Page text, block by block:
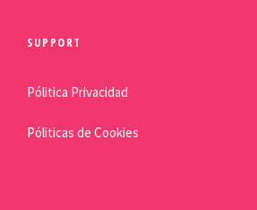
SUPPORT
Pólitica Privacidad
Póliticas de Cookies